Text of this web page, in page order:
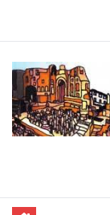
contenuto